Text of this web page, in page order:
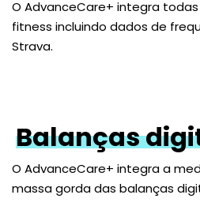
O AdvanceCare+ integra
fitness incluindo dados de
Strava.
Balanças
O AdvanceCare+ integra a
massa gorda das balanças